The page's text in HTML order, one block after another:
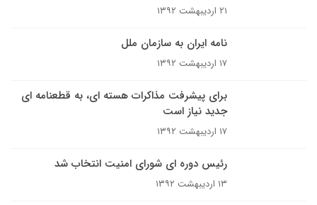
۲۱ اردیبهشت ۱۳۹۲
نامه ایران به سازمان ملل
۱۷ اردیبهشت ۱۳۹۲
برای پیشرفت مذاکرات هسته ای، به قطعنامه ای
جدید نیاز است
۱۷ اردیبهشت ۱۳۹۲
رئیس دوره ای شورای امنیت انتخاب شد
۱۳ اردیبهشت ۱۳۹۲